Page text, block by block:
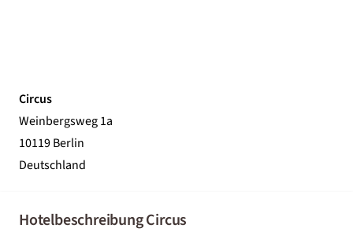
Circus
Weinbergsweg 1a
10119 Berlin
Deutschland
Hotelbeschreibung Circus